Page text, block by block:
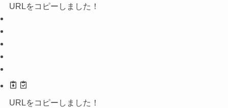
URLをコピーしました！
URLをコピーしました！